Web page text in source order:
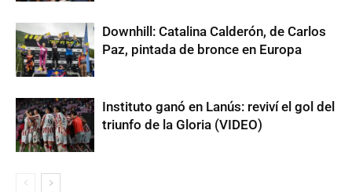
Downhill: Catalina Calderón, de Carlos
Paz, pintada de bronce en Europa
Instituto ganó en Lanús: reviví el gol del
triunfo de la Gloria (VIDEO)